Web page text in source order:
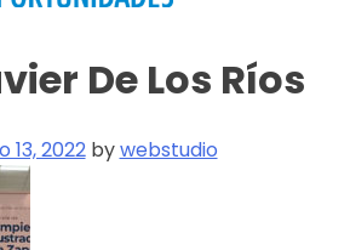
De Los Ríos
13, 2022bywebstudio